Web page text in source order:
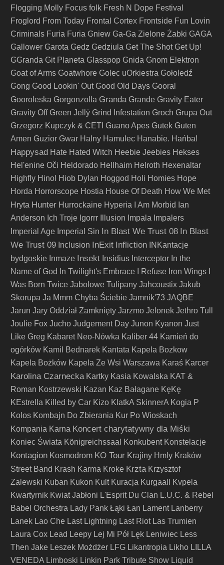
Flogging Molly Focus folk Fresh N Dope Festival
Froglord From Today Frontal Cortex Frontside Fun Lovin
Criminals Furia Furia Gniew Ga-Ga Zielone Żabki GAGA
Gallower Garota Gedz Gedziula Get The Shot Get Up!
GGranda Git Planeta Glasspop Gnida Gnom Elektron
Goat of Arms Goatwhore Golec uOrkiestra Gołoledź
Gong Good Lookin' Out Good Old Days Gooral
Gooroleska Gorgonzolla Granda Grande Gravity Eater
Gravity Off Green Jellÿ Grind Infestation Groch Grupa Out
Grzegorz Kupczyk & CETI Guano Apes Gutek Guten
Amen Guzior Gwar Halny Hamulec Hanabie. Hańba!
Happysad Hate Hated Witch Heebie Jeebies Hekses
Hel'enine Oči Heldorado Hellhaim Helroth Hexenaltar
Highfly Hinol Hiob Dylan Hoggod Holi Homies Hope
Horda Horrorscope Hostia House Of Death How We Met
Hryta Hunter Hurrockaine Hyperia I Am Morbid Ian
Anderson Ich Troje Igorrr Illusion Impala Impalers
Imperial Age Imperial Sin In Blast We Trust 08 In Blast
We Trust 09 Inclusion InExit Infliction INKantacje
bydgoskie Inmaze Insekt Insidius Interceptor In the
Name of God
In Twilight's Embrace I Refuse Iron Wings
Was Born Twice Jabolowe Tulipany Jahcoustix Jakub
Skorupa Ja Mmm Chyba Ściebie Jamnik'73 JAQBE
Jarun Jary Oddział Zamknięty Jarzmo Jelonek Jethro Tull
Joulie Fox Jucho Judgement Day Junon Kyanon Just
Like Greg Kabaret Neo-Nówka Kaliber 44 Kamień do
ogórków Kamil Bednarek Kantata Kapela Bozkow
Kapela Bożków Kapela Ze Wsi Warszawa Karaś Karcer
Karolina Czarnecka Kartky Kasia Kowalska KAT &
Roman Kostrzewski Kazan Kaz Bałagane KęKę
KEstrella Killed by Car Kizo KlatkA SkinnerA Kogia P
Kolos Kombajn Do Zbierania Kur Po Wioskach
Kompania Karna Koncert charytatywny dla Miśki
Koniec Świata Königreichssaal Konkubent Konstelacje
Kontagion Kosmodrom KO Tour Krajiny Hmly Kraków
Street Band Krash Karma Kroke Krzta Krzysztof
Zalewski Kuban Kukon Kult Kuracja Kurgaall
Kvpela
Kwartyrnik Kwiat Jabłoni L'Esprit Du Clan L.U.C. & Rebel
Babel Orchestra Lady Pank Łąki Łan Lament Lanberry
Lanek Lao Che Last Lightning Last Riot Las Trumien
Laura Cox Lead Leepy Lej Mi Pół Lęk Leniwiec Less
Then Jake Leszek Możdżer LFG Likantropia Likho LILLA
VENEDA Limboski Linkin Park Tribute Show Liquid